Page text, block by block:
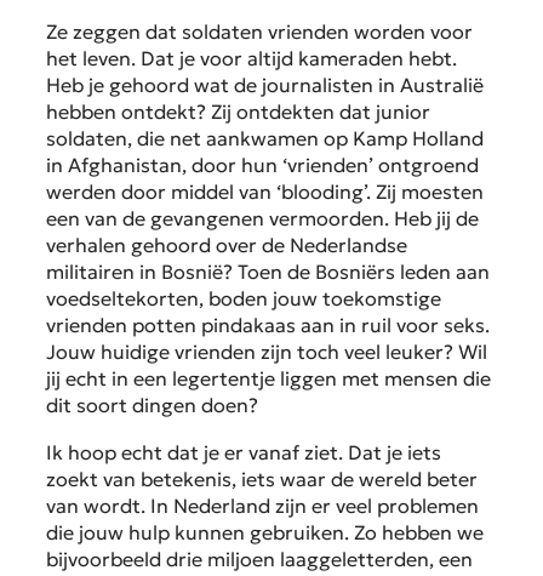
Ze zeggen dat soldaten vrienden worden voor
het leven. Dat je voor altijd kameraden hebt.
Heb je gehoord wat de journalisten in Australië
hebben ontdekt? Zij ontdekten dat junior
soldaten, die net aankwamen op Kamp Holland
in Afghanistan, door hun ‘vrienden’ ontgroend
werden door middel van ‘blooding’. Zij moesten
een van de gevangenen vermoorden. Heb jij de
verhalen gehoord over de Nederlandse
militairen in Bosnië? Toen de Bosniërs leden aan
voedseltekorten, boden jouw toekomstige
vrienden potten pindakaas aan in ruil voor seks.
Jouw huidige vrienden zijn toch veel leuker? Wil
jij echt in een legertentje liggen met mensen die
dit soort dingen doen?
Ik hoop echt dat je er vanaf ziet. Dat je iets
zoekt van betekenis, iets waar de wereld beter
van wordt. In Nederland zijn er veel problemen
die jouw hulp kunnen gebruiken. Zo hebben we
bijvoorbeeld drie miljoen laaggeletterden, een